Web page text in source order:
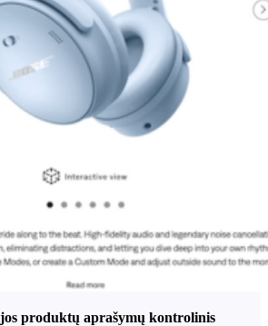
produktų aprašymų kontrolinis